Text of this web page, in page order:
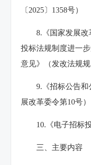
〔2025〕1358号）
8.《国家发展
投标法规制度进一
意见》（发改法规规
9.《招标公告
展改革委令第10号）
10.《电子招标
三、主要内容